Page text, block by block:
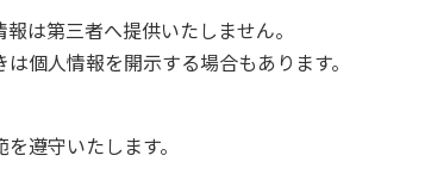
は第三者へ提供いたしません。
個人情報を開示する場合もあります。
遵守いたします。